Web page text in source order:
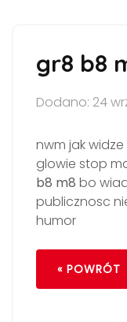
gr8 b8
Dodano: 24
nwm jak
glowie stop
b8 m8 bo
publicznosc
humor
« POWRÓT